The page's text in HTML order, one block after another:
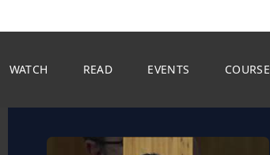
WATCH READ EVENTS COURSE